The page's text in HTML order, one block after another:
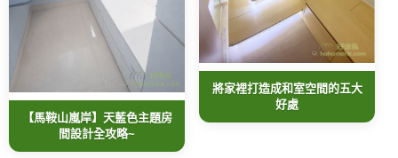
【馬鞍山嵐岸】天藍色主題房
間設計全攻略~
將家裡打造成和室空間的五大
好處